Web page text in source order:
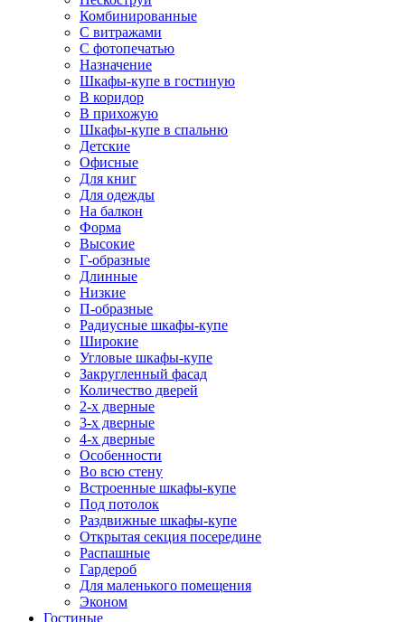
Комбинированные
С витражами
С фотопечатью
Назначение
Шкафы-купе в гостиную
В коридор
В прихожую
Шкафы-купе в спальню
Детские
Офисные
Для книг
Для одежды
На балкон
Форма
Высокие
Г-образные
Длинные
Низкие
П-образные
Радиусные шкафы-купе
Широкие
Угловые шкафы-купе
Закругленный фасад
Количество дверей
2-х дверные
3-х дверные
4-х дверные
Особенности
Во всю стену
Встроенные шкафы-купе
Под потолок
Раздвижные шкафы-купе
Открытая секция посередине
Распашные
Гардероб
Для маленького помещения
Эконом
Гостиные